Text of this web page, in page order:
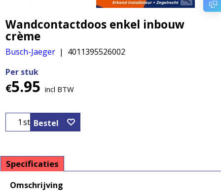
Wandcontactdoos enkel inbouw
crème
Busch-Jaeger
4011395526002
Per stuk
€5.95 incl BTW
st Bestel
Specificaties
Omschrijving